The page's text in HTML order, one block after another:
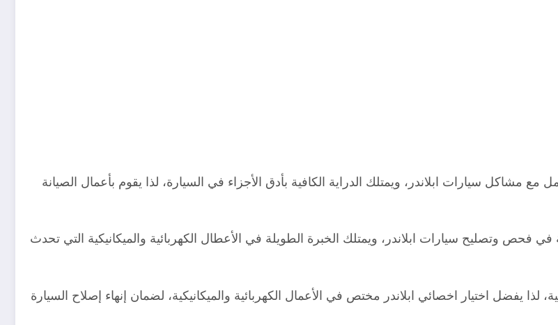
مع مشاكل سيارات ابلاندر، ويمتلك الدراية الكافية بأدق الأجزاء في السيارة، لذا يقوم بأعمال الصيانة
فحص وتصليح سيارات ابلاندر، ويمتلك الخبرة الطويلة في الأعطال الكهربائية والميكانيكية التي تحدث
لذا يفضل اختيار اخصائي ابلاندر مختص في الأعمال الكهربائية والميكانيكية، لضمان إنهاء إصلاح السيارة